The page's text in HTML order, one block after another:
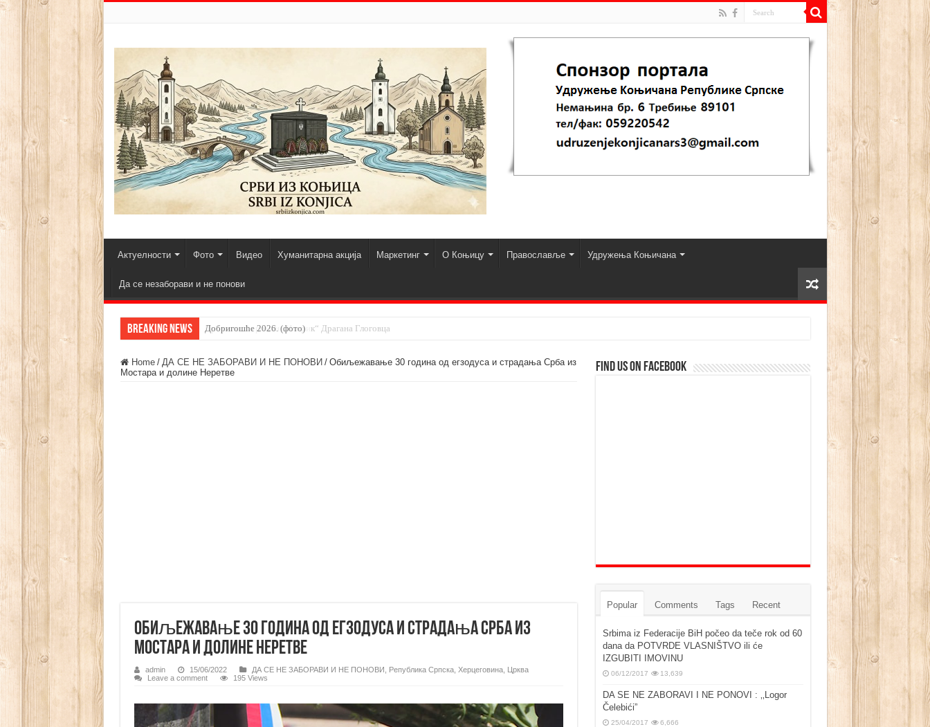
Актуелности Фото Видео Хуманитарна акција Маркетинг О Коњицу Православље Удружења Коњичана
Да се незаборави и не понови
Breaking News Промовисан роман „Илирик“ Драгана Глоговца
Home / ДА СЕ НЕ ЗАБОРАВИ И НЕ ПОНОВИ / Обиљежавање 30 година од егзодуса и страдања Срба из
Мостара и долине Неретве
Обиљежавање 30 година од егзодуса и страдања Срба из
Мостара и долине Неретве
admin 15/06/2022 ДА СЕ НЕ ЗАБОРАВИ И НЕ ПОНОВИ Република Српска, Херцеговина, Црква
Leave a comment
195 Views
Find us on Facebook
Popular Comments Tags Recent
Srbima iz Federacije BiH počeo da teče rok od 60
dana da POTVRDE VLASNIŠTVO ili će
IZGUBITI IMOVINU
06/12/2017 13,639
DA SE NE ZABORAVI I NE PONOVI : ‚‚Logor
Čelebići”
25/04/2017 6,666